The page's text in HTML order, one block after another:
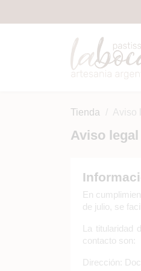
Tienda Aviso
Aviso legal
En
de julio, se
La
contacto son:
Dirección: